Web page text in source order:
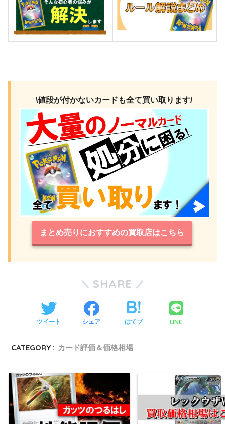
\値段が付かないカードも全て買い取ります/
まとめ売りにおすすめの買取店はこちら
SHARE
ツイート シェア はてブ LINE
CATEGORY : カード評価＆価格相場